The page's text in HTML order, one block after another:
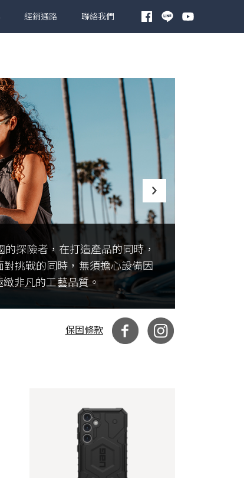
經銷通路 聯絡我們
探險者，在打造產品的同時，
挑戰的同時，無須擔心設備因
非凡的工藝品質。
保固條款